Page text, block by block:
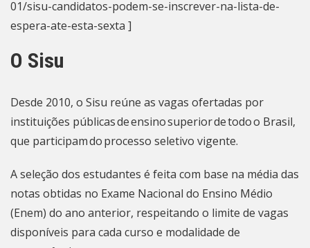
01/sisu-candidatos-podem-se-inscrever-na-lista-de-
espera-ate-esta-sexta ]
O Sisu
Desde 2010, o Sisu reúne as vagas ofertadas por
instituições públicas de ensino superior de todo o Brasil,
que participam do processo seletivo vigente.
A seleção dos estudantes é feita com base na média das
notas obtidas no Exame Nacional do Ensino Médio
(Enem) do ano anterior, respeitando o limite de vagas
disponíveis para cada curso e modalidade de